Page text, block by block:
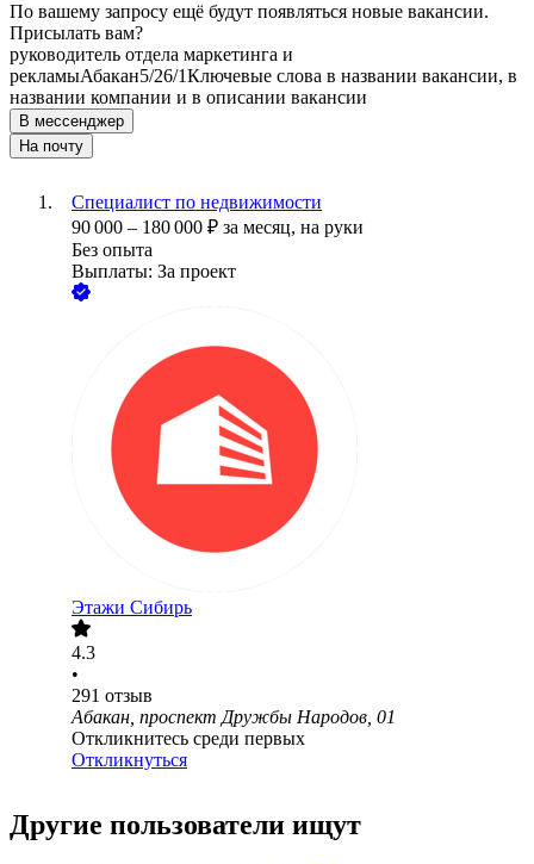
По вашему запросу ещё будут появляться новые вакансии.
Присылать вам?
руководитель отдела маркетинга и
рекламыАбакан5/26/1Ключевые слова в названии вакансии, в
названии компании и в описании вакансии
В мессенджер
На почту
Специалист по недвижимости
90 000 – 180 000 ₽ за месяц, на руки
Без опыта
Выплаты: За проект
Этажи Сибирь
4.3
•
291 отзыв
Абакан, проспект Дружбы Народов, 01
Откликнитесь среди первых
Откликнуться
Другие пользователи ищут